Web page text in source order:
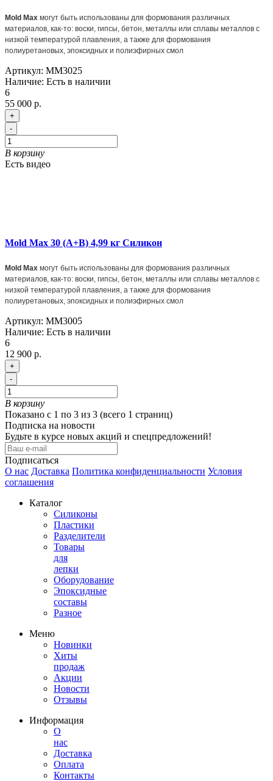
Mold Max могут быть использованы для формования различных
материалов, как-то: воски, гипсы, бетон, металлы или сплавы металлов с
низкой температурой плавления, а также для формования
полиуретановых, эпоксидных и полиэфирных смол
Артикул: MM3025
Наличие: Есть в наличии
6
55 000 р.
+
-
В корзину
Есть видео
Mold Max 30 (A+B) 4,99 кг Силикон
Mold Max могут быть использованы для формования различных
материалов, как-то: воски, гипсы, бетон, металлы или сплавы металлов с
низкой температурой плавления, а также для формования
полиуретановых, эпоксидных и полиэфирных смол
Артикул: MM3005
Наличие: Есть в наличии
6
12 900 р.
+
-
В корзину
Показано с 1 по 3 из 3 (всего 1 страниц)
Подписка на новости
Будьте в курсе новых акций и спецпредложений!
Подписаться
О нас Доставка Политика конфиденциальности Условия
соглашения
Каталог
Силиконы
Пластики
Разделители
Товары
для
лепки
Оборудование
Эпоксидные
составы
Разное
Меню
Новинки
Хиты
продаж
Акции
Новости
Отзывы
Информация
О
нас
Доставка
Оплата
Контакты